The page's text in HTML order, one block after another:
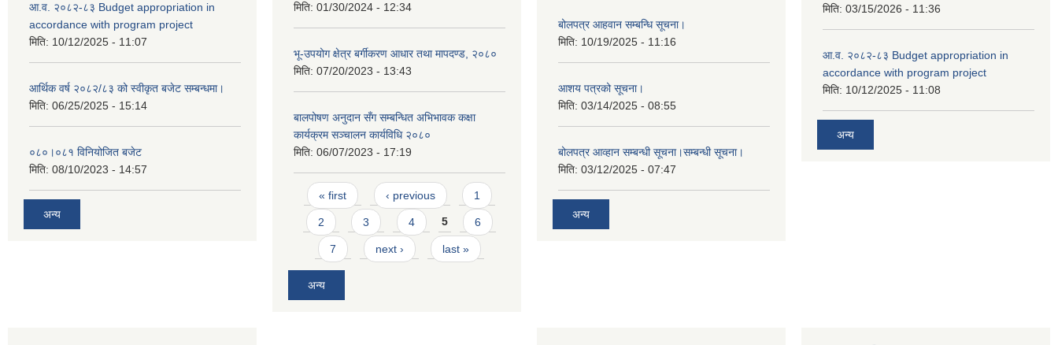
आ.व. २०८२-८३ Budget appropriation in
accordance with program project
मिति: 10/12/2025 - 11:07
आर्थिक वर्ष २०८२/८३ को स्वीकृत बजेट सम्बन्धमा।
मिति: 06/25/2025 - 15:14
०८०।०८१ विनियोजित बजेट
मिति: 08/10/2023 - 14:57
अन्य
मिति: 01/30/2024 - 12:34
भू-उपयोग क्षेत्र बर्गीकरण आधार तथा मापदण्ड, २०८०
मिति: 07/20/2023 - 13:43
बालपोषण अनुदान सँग सम्बन्धित अभिभावक कक्षा
कार्यक्रम सञ्चालन कार्यविधि २०८०
मिति: 06/07/2023 - 17:19
Pages
« first ‹ previous 1
2 3 4 5 6
7 next › last »
अन्य
बोलपत्र आहवान सम्बन्धि सूचना।
मिति: 10/19/2025 - 11:16
आशय पत्रको सूचना।
मिति: 03/14/2025 - 08:55
बोलपत्र आव्हान सम्बन्धी सूचना।सम्बन्धी सूचना।
मिति: 03/12/2025 - 07:47
अन्य
मिति: 03/15/2026 - 11:36
आ.व. २०८२-८३ Budget appropriation in
accordance with program project
मिति: 10/12/2025 - 11:08
अन्य